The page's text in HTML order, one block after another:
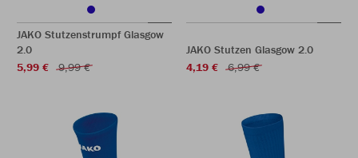
JAKO Stutzenstrumpf Glasgow
2.0
5,99 €
9,99 €
JAKO Stutzen Glasgow 2.0
4,19 €
6,99 €